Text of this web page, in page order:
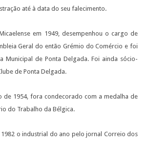
até à data do seu falecimento.
em 1949, desempenhou o cargo de
Geral do então Grémio do Comércio e foi
Municipal de Ponta Delgada. Foi ainda sócio-
de Ponta Delgada.
de 1954, fora condecorado com a medalha de
do Trabalho da Bélgica.
o industrial do ano pelo jornal Correio dos